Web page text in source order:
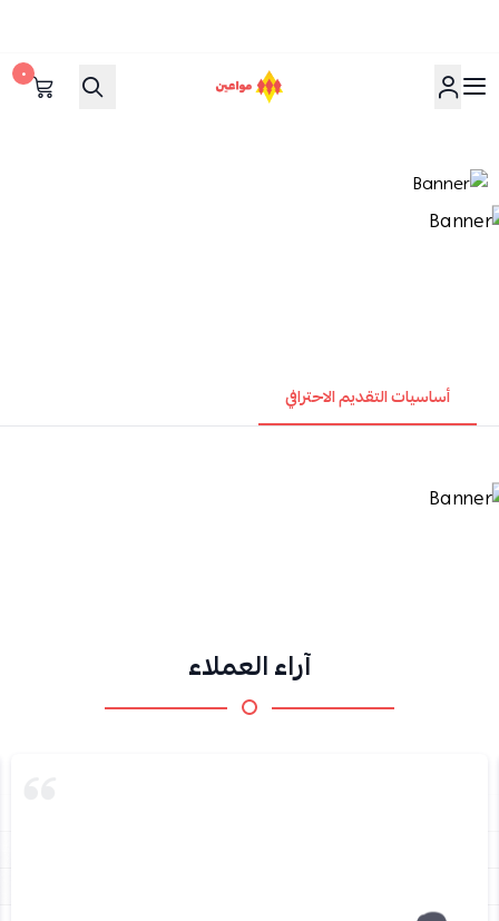
مواعين
٠
أساسيات التقديم الاحترافي
آراء العملاء